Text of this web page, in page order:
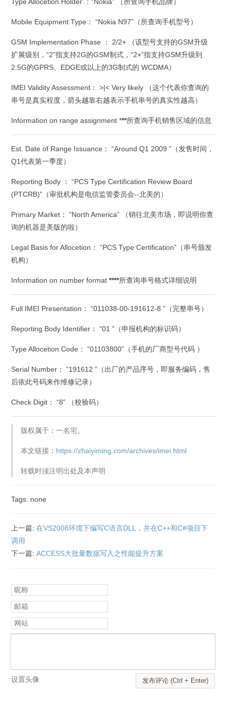
Type Allocetion Holder ：“Nokia” （所查询手机品牌）
Mobile Equipment Type： “Nokia N97”（所查询手机型号）
GSM Implementation Phase ： 2/2+ （该型号支持的GSM升级
扩展级别，“2”指支持2G的GSM制式，“2+”指支持GSM升级到
2.5G的GPRS、EDGE或以上的3G制式的 WCDMA）
IMEI Validity Assessment： >|< Very likely （这个代表你查询的
串号是真实程度，箭头越靠右越表示手机串号的真实性越高）
Information on range assignment ***所查询手机销售区域的信息
Est. Date of Range Issuance： “Around Q1 2009 ”（发售时间，
Q1代表第一季度）
Reporting Body ： “PCS Type Certification Review Board
(PTCRB)”（审批机构是电信监管委员会--北美的）
Primary Market： “North America” （销往北美市场，即说明你查
询的机器是美版的啦）
Legal Basis for Allocetion： “PCS Type Certification”（串号颁发
机构）
Information on number format****所查询串号格式详细说明
Full IMEI Presentation： “011038-00-191612-8 ”（完整串号）
Reporting Body Identifier： “01 ”（申报机构的标识码）
Type Allocetion Code： “01103800”（手机的厂商型号代码 ）
Serial Number： “191612 ”（出厂的产品序号，即服务编码，售
后依此号码来作维修记录）
Check Digit： “8” （校验码）
版权属于：一名宅。
本文链接： https://zhaiyiming.com/archives/imei.html
转载时须注明出处及本声明
Tags: none
上一篇:在VS2008环境下编写C语言DLL，并在C++和C#项目下
调用
下一篇:ACCESS大批量数据写入之性能提升方案
昵称
邮箱
网站
设置头像 发布评论 (Ctrl + Enter)